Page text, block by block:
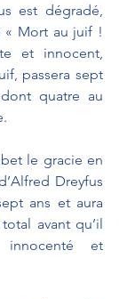
est dégradé,
Mort au juif !
et innocent,
passera sept
quatre au
le gracie en
Dreyfus
ans et aura
avant qu’il
et